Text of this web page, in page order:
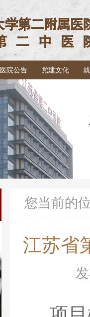
医院公告 党建文化
您当前的
江苏省